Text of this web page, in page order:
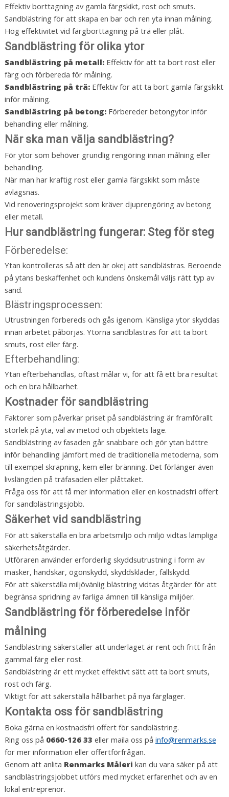
Effektiv borttagning av gamla färgskikt, rost och smuts.
Sandblästring för att skapa en bar och ren yta innan målning.
Hög effektivitet vid färgborttagning på trä eller plåt.
Sandblästring för olika ytor
Sandblästring på metall:Effektiv för att ta bort rost eller
färg och förbereda för målning.
Sandblästring på trä:Effektiv för att ta bort gamla färgskikt
inför målning.
Sandblästring på betong:Förbereder betongytor inför
behandling eller målning.
När ska man välja sandblästring?
För ytor som behöver grundlig rengöring innan målning eller
behandling.
När man har kraftig rost eller gamla färgskikt som måste
avlägsnas.
Vid renoveringsprojekt som kräver djuprengöring av betong
eller metall.
Hur sandblästring fungerar: Steg för steg
Förberedelse:
Ytan kontrolleras så att den är okej att sandblästras. Beroende
på ytans beskaffenhet och kundens önskemål väljs rätt typ av
sand.
Blästringsprocessen:
Utrustningen förbereds och gås igenom. Känsliga ytor skyddas
innan arbetet påbörjas. Ytorna sandblästras för att ta bort
smuts, rost eller färg.
Efterbehandling:
Ytan efterbehandlas, oftast målar vi, för att få ett bra resultat
och en bra hållbarhet.
Kostnader för sandblästring
Faktorer som påverkar priset på sandblästring är framförallt
storlek på yta, val av metod och objektets läge.
Sandblästring av fasaden går snabbare och gör ytan bättre
inför behandling jämfört med de traditionella metoderna, som
till exempel skrapning, kem eller bränning. Det förlänger även
livslängden på träfasaden eller plåttaket.
Fråga oss för att få mer information eller en kostnadsfri offert
för sandblästringsjobb.
Säkerhet vid sandblästring
För att säkerställa en bra arbetsmiljö och miljö vidtas lämpliga
säkerhetsåtgärder.
Utföraren använder erforderlig skyddsutrustning i form av
masker, handskar, ögonskydd, skyddskläder, fallskydd.
För att säkerställa miljövänlig blästring vidtas åtgärder för att
begränsa spridning av farliga ämnen till känsliga miljöer.
Sandblästring för förberedelse inför
målning
Sandblästring säkerställer att underlaget är rent och fritt från
gammal färg eller rost.
Sandblästring är ett mycket effektivt sätt att ta bort smuts,
rost och färg.
Viktigt för att säkerställa hållbarhet på nya färglager.
Kontakta oss för sandblästring
Boka gärna en kostnadsfri offert för sandblästring.
Ring oss på 0660-126 33 eller maila oss på info@renmarks.se
för mer information eller offertförfrågan.
Genom att anlita Renmarks Måleri kan du vara säker på att
sandblästringsjobbet utförs med mycket erfarenhet och av en
lokal entreprenör.